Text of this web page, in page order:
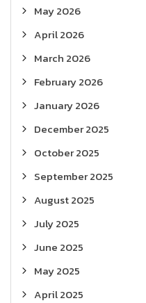
May 2026
April 2026
March 2026
February 2026
January 2026
December 2025
October 2025
September 2025
August 2025
July 2025
June 2025
May 2025
April 2025